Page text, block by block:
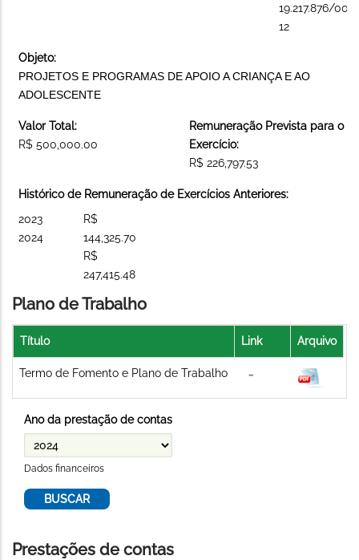
19.217.876/
12
Objeto:
PROJETOS E PROGRAMAS DE APOIO A CRIANÇA E AO
ADOLESCENTE
Valor Total:
R$ 500,000.00
Remuneração Prevista para o
Exercício:
R$ 226,797.53
Histórico de Remuneração de Exercícios Anteriores:
2023
2024
R$
144,325.70
R$
247,415.48
Plano de Trabalho
Título Link Arquivo
Termo de Fomento e Plano de Trabalho
Ano da prestação de contas
Dados financeiros
Prestações de contas